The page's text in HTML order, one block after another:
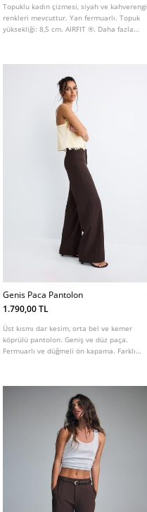
Topuklu kadın çizmesi, siyah ve kahverengi
renkleri mevcuttur. Yan fermuarlı. Topuk
yüksekliği: 8,5 cm. AIRFIT ®. Daha fazla
taban.
Genis Paca Pantolon
1.790,00 TL
Üst kısmı dar kesim, orta bel ve kemer
köprülü pantolon. Geniş ve düz paça.
Fermuarlı ve düğmeli ön kapama. Farklı